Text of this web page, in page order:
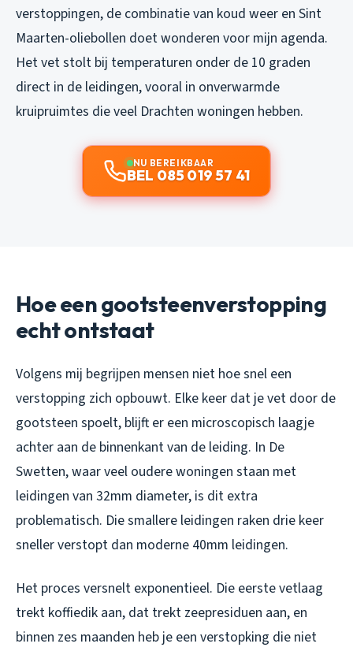
verstoppingen, de combinatie van koud weer en Sint
Maarten-oliebollen doet wonderen voor mijn agenda.
Het vet stolt bij temperaturen onder de 10 graden
direct in de leidingen, vooral in onverwarmde
kruipruimtes die veel Drachten woningen hebben.
NU BEREIKBAAR
BEL 085 019 57 41
Hoe een gootsteenverstopping
echt ontstaat
Volgens mij begrijpen mensen niet hoe snel een
verstopping zich opbouwt. Elke keer dat je vet door de
gootsteen spoelt, blijft er een microscopisch laagje
achter aan de binnenkant van de leiding. In De
Swetten, waar veel oudere woningen staan met
leidingen van 32mm diameter, is dit extra
problematisch. Die smallere leidingen raken drie keer
sneller verstopt dan moderne 40mm leidingen.
Het proces versnelt exponentieel. Die eerste vetlaag
trekt koffiedik aan, dat trekt zeepresiduen aan, en
binnen zes maanden heb je een verstopking die niet